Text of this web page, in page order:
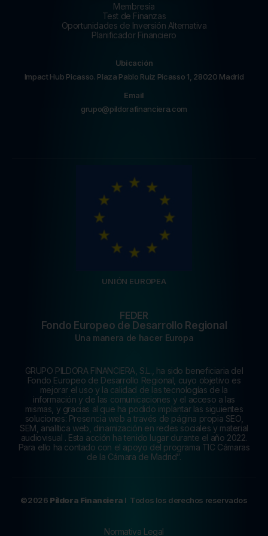
Membresía
Test de Finanzas
Oportunidades de Inversión Alternativa
Planificador Financiero
Ubicación
Impact Hub Picasso. Plaza Pablo Ruiz Picasso 1, 28020 Madrid
Email
grupo@pildorafinanciera.com
UNIÓN EUROPEA
FEDER
Fondo Europeo de Desarrollo Regional
Una manera de hacer Europa
GRUPO PILDORA FINANCIERA, S.L., ha sido beneficiaria del
Fondo Europeo de Desarrollo Regional, cuyo objetivo es
mejorar el uso y la calidad de las tecnologías de la
información y de las comunicaciones y el acceso a las
mismas, y gracias al que ha podido implantar las siguientes
soluciones: Presencia web a través de página propia SEO,
SEM, analítica web, dinamización en redes sociales y material
audiovisual . Esta acción ha tenido lugar durante el año 2022.
Para ello ha contado con el apoyo del programa TIC Cámaras
de la Cámara de Madrid”.
©2026 Píldora Financiera I Todos los derechos reservados
Normativa Legal